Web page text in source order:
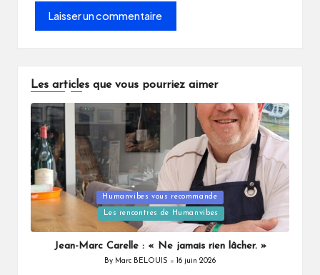
Les articles que vous pourriez aimer
Posted
Humanvibes vous recommande
Les rencontres de Humanvibes
Jean-Marc Carelle : « Ne jamais rien lâcher. »
Posted
By Marc BELOUIS 16 juin 2026